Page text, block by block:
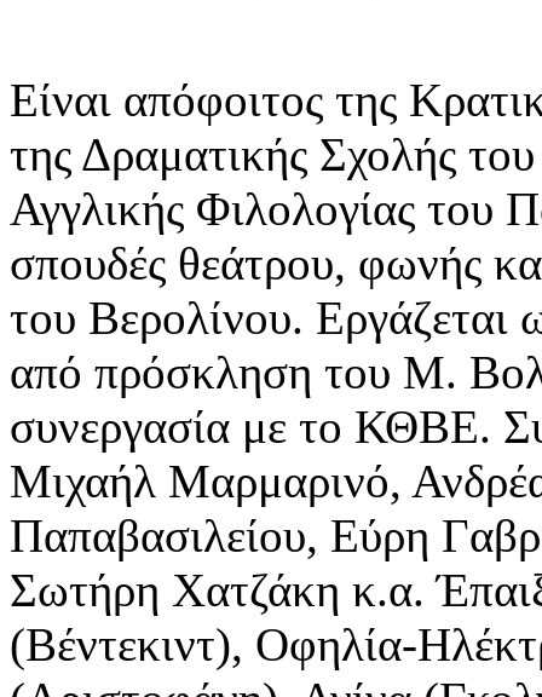
Είναι απόφοιτος της
της Δραματικής Σχολής
Αγγλικής Φιλολογίας του
σπουδές θεάτρου, φωνής
του Βερολίνου.
από πρόσκληση του Μ.
συνεργασία με το ΚΘΒΕ.
Μιχαήλ Μαρμαρινό,
Παπαβασιλείου, Εύρη
Σωτήρη Χατζάκη κ.α.
(Βέντεκιντ), Οφηλία-